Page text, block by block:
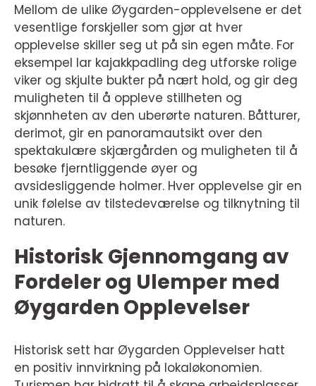
Mellom de ulike Øygarden-opplevelsene er det
vesentlige forskjeller som gjør at hver
opplevelse skiller seg ut på sin egen måte. For
eksempel lar kajakkpadling deg utforske rolige
viker og skjulte bukter på nært hold, og gir deg
muligheten til å oppleve stillheten og
skjønnheten av den uberørte naturen. Båtturer,
derimot, gir en panoramautsikt over den
spektakulære skjærgården og muligheten til å
besøke fjerntliggende øyer og
avsidesliggende holmer. Hver opplevelse gir en
unik følelse av tilstedeværelse og tilknytning til
naturen.
Historisk Gjennomgang av
Fordeler og Ulemper med
Øygarden Opplevelser
Historisk sett har Øygarden Opplevelser hatt
en positiv innvirkning på lokaløkonomien.